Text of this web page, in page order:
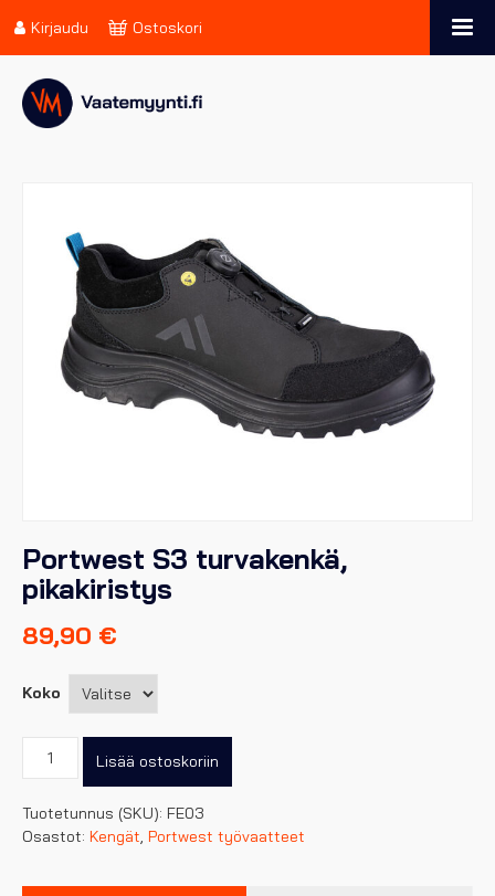
Portwest S3 turvakenkä,
pikakiristys
89,90 €
Koko
turvakenkä,
pikakiristys
määrä
Lisää ostoskoriin
Tuotetunnus (SKU): FE03
Osastot: Kengät, Portwest työvaatteet
Kirjaudu Ostoskori